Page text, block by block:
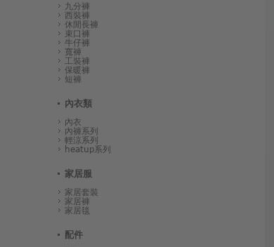
九分褲
西裝褲
休閒長褲
束口褲
牛仔褲
寬褲
工裝褲
保暖褲
短褲
內衣類
內衣
內褲系列
輕涼系列
heatup系列
家居服
家居套裝
家居褲
家居毯
配件